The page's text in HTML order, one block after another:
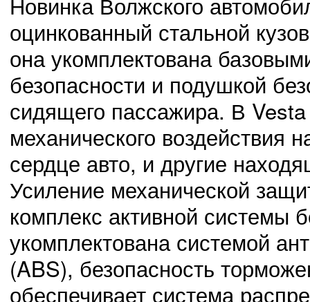
23:42:00
Сведения о проведении месячных мероприятий,
23:41:00
Выбрали нового председателя Октябрьского района
оцинкованный стальной
она укомплектована
безопасности и подушкой
сидящего пассажира. В Vesta
механического
сердце авто, и другие
Усиление механической
комплекс активной системы
укомплектована системой
(ABS), безопасность
обеспечивает система